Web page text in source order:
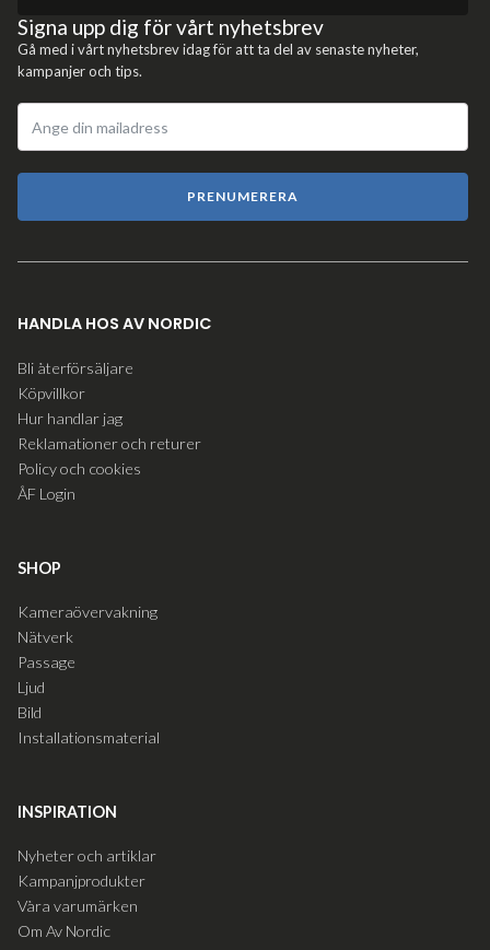
Signa upp dig för vårt nyhetsbrev
Gå med i vårt nyhetsbrev idag för att ta del av senaste nyheter,
kampanjer och tips.
PRENUMERERA
HANDLA HOS AV NORDIC
Bli återförsäljare
Köpvillkor
Hur handlar jag
Reklamationer och returer
Policy och cookies
ÅF Login
SHOP
Kameraövervakning
Nätverk
Passage
Ljud
Bild
Installationsmaterial
INSPIRATION
Nyheter och artiklar
Kampanjprodukter
Våra varumärken
Om Av Nordic